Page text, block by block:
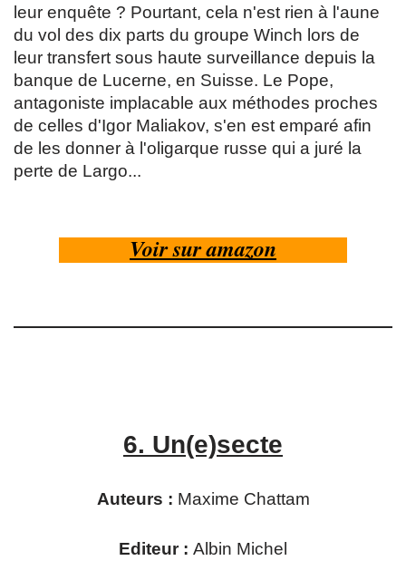
leur enquête ? Pourtant, cela n'est rien à l'aune
du vol des dix parts du groupe Winch lors de
leur transfert sous haute surveillance depuis la
banque de Lucerne, en Suisse. Le Pope,
antagoniste implacable aux méthodes proches
de celles d'Igor Maliakov, s'en est emparé afin
de les donner à l'oligarque russe qui a juré la
perte de Largo...
Voir sur amazon
6. Un(e)secte
Auteurs : Maxime Chattam
Editeur : Albin Michel